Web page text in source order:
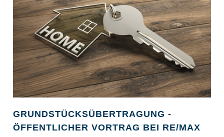
GRUNDSTÜCKSÜBERTRAGUNG -
ÖFFENTLICHER VORTRAG BEI RE/MAX